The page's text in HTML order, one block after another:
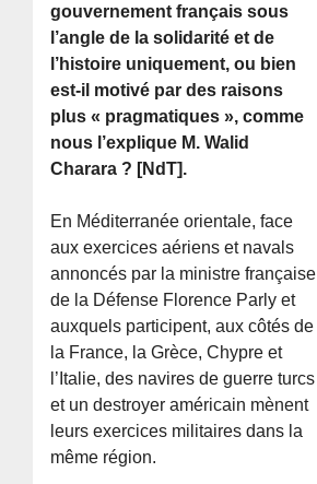
gouvernement français sous
l’angle de la solidarité et de
l’histoire uniquement, ou bien
est-il motivé par des raisons
plus « pragmatiques », comme
nous l’explique M. Walid
Charara ? [NdT].
En Méditerranée orientale, face
aux exercices aériens et navals
annoncés par la ministre française
de la Défense Florence Parly et
auxquels participent, aux côtés de
la France, la Grèce, Chypre et
l’Italie, des navires de guerre turcs
et un destroyer américain mènent
leurs exercices militaires dans la
même région.